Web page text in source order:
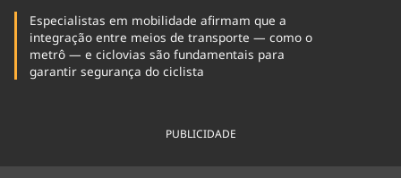
Especialistas em mobilidade afirmam que a
integração entre meios de transporte — como o
metrô — e ciclovias são fundamentais para
garantir segurança do ciclista
PUBLICIDADE